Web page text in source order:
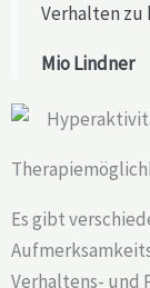
Verhalten
Mio Lindner
Es gibt
Verhaltens- und